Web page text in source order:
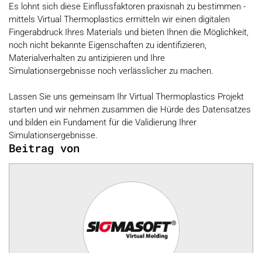
Es lohnt sich diese Einflussfaktoren praxisnah zu bestimmen -
mittels Virtual Thermoplastics ermitteln wir einen digitalen
Fingerabdruck Ihres Materials und bieten Ihnen die Möglichkeit,
noch nicht bekannte Eigenschaften zu identifizieren,
Materialverhalten zu antizipieren und Ihre
Simulationsergebnisse noch verlässlicher zu machen.
Lassen Sie uns gemeinsam Ihr Virtual Thermoplastics Projekt
starten und wir nehmen zusammen die Hürde des Datensatzes
und bilden ein Fundament für die Validierung Ihrer
Simulationsergebnisse.
Beitrag von